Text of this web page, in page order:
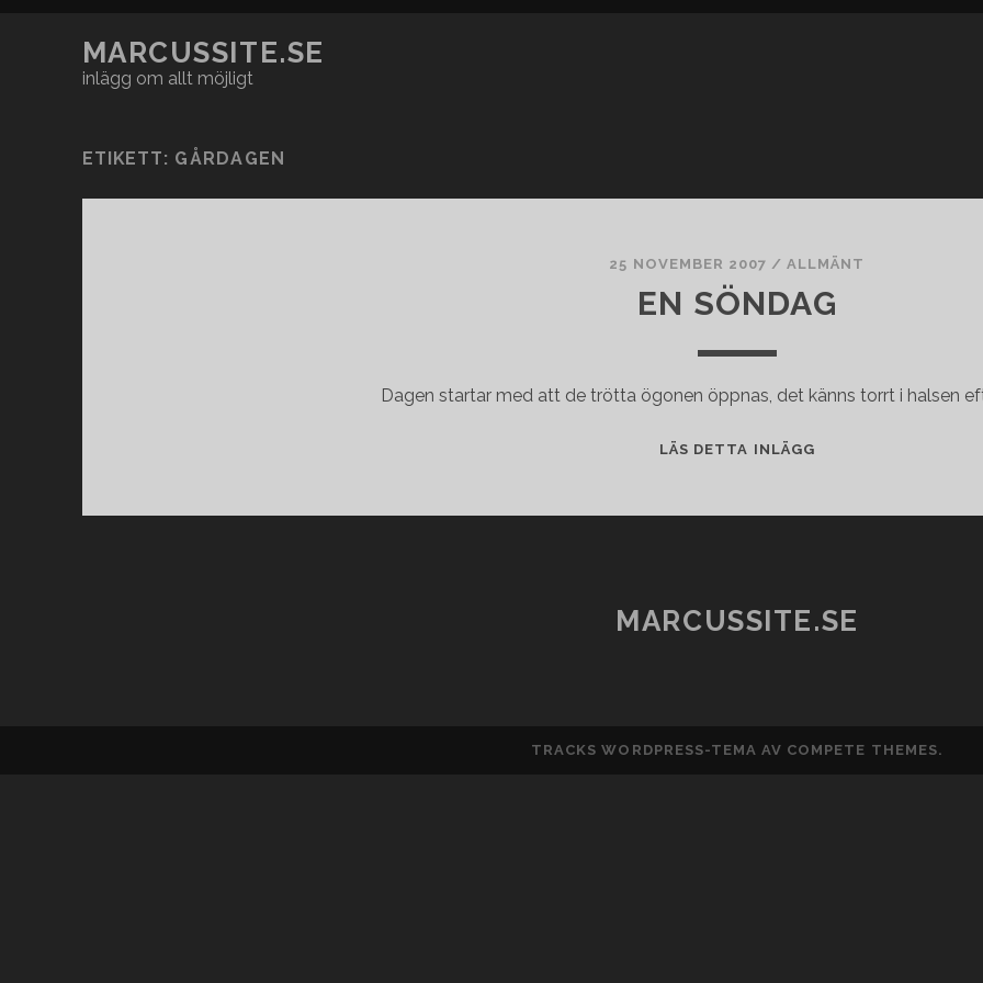
MARCUSSITE.SE
inlägg om allt möjligt
ETIKETT: GÅRDAGEN
25 NOVEMBER 2007 /ALLMÄNT
EN SÖNDAG
Dagen startar med att de trötta ögonen öppnas, det känns torrt i halsen
LÄS DETTA INLÄGGEN
MARCUSSITE.SE
TRACKS WORDPRESS-TEMA AV COMPETE THEMES.